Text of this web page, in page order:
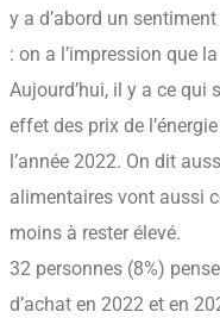
y a d’abord un
: on a l’impression que
Aujourd’hui, il y a ce qui
effet des prix de
l’année 2022. On dit
alimentaires vont aussi
moins à rester élevé.
32 personnes (8%)
d’achat en 2022 et en